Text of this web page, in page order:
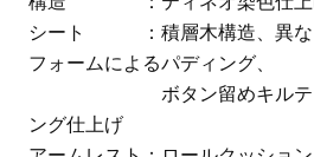
シート ：積層木構造、異な
フォームによるパディング、
ボタン留めキルティン
ング仕上げ